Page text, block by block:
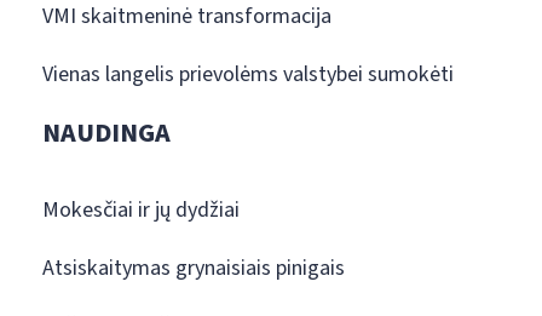
VMI skaitmeninė transformacija
Vienas langelis prievolėms valstybei sumokėti
NAUDINGA
Mokesčiai ir jų dydžiai
Atsiskaitymas grynaisiais pinigais